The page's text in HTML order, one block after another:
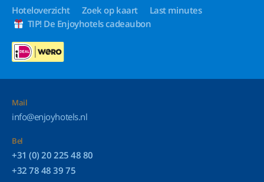
Hoteloverzicht Zoek op kaart
Last minutes
TIP! De Enjoyhotels cadeaubon
Mail
info@enjoyhotels.nl
Bel
+31 (0) 20 225 48 80
+32 78 48 39 75